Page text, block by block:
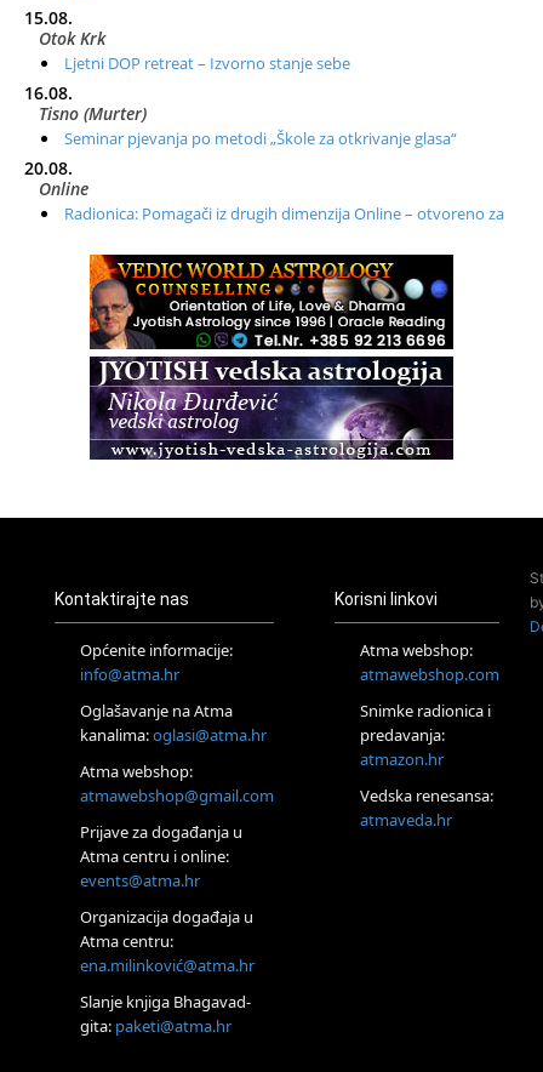
15.08.
Otok Krk
Ljetni DOP retreat – Izvorno stanje sebe
16.08.
Tisno (Murter)
Seminar pjevanja po metodi „Škole za otkrivanje glasa“
20.08.
Online
Radionica: Pomagači iz drugih dimenzija Online – otvoreno za
Zagreb+Online
Osnovni ThetaHealing® tečaj, Zagreb i Online
Zagreb
Osnovna radionica za izscjeljivanje pranom (Basic Pranic
Healing course)
Access BARS®, otpusti stres
Pjesma srca / Zagreb
Tečaj Višeg Vodstva, razvijanja intuicije i Akaša zapisa
Online
Upisi u program Profesionalni hipnoterapeut — nova
Online
Postanite Nositelj Vibracije Nove Zemlje
Visoko
Alemka Dauskardt – Jednodnevna radionica sistemskih
konstelacija
Zagreb
HOD PO ŽERAVICI – Seminar koji mijenja tijelo, duh i um
SoulFest – Festival glazbe, mudrosti i zajedništva
Kontaktirajte nas
Općenite informacije:
info@atma.hr
Oglašavanje na Atma
kanalima:oglasi@atma.hr
Atma webshop:
atmawebshop@gmail.com
Prijave za događanja u
Atma centru i online:
events@atma.hr
Organizacija događaja u
Atma centru:
ena.milinković@atma.hr
Slanje knjiga Bhagavad-
gita: paketi@atma.hr
Korisni linkovi
Atma webshop:
atmawebshop.com
Snimke radionica i
predavanja:
atmazon.hr
Vedska renesansa:
atmaveda.hr